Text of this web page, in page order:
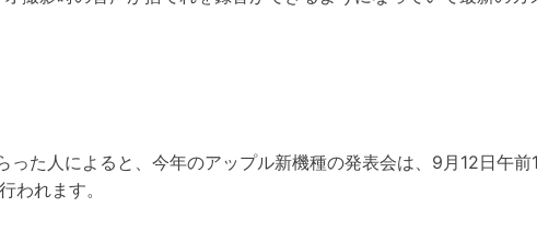
た人によると、今年のアップル新機種の発表会は、9月12日午
われます。